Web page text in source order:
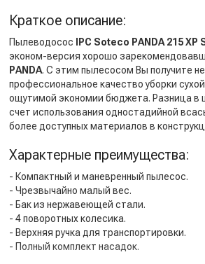
Краткое описание:
Пылеводосос IPC Soteco PANDA 215 XP
эконом-версия хорошо
PANDA. С этим пылесосом Вы получите
профессиональное качество уборки
ощутимой экономии бюджета. Разница в
счет использования одностадийной
более доступных материалов в
Характерные преимущества:
- Компактный и маневренный пылесос.
- Чрезвычайно малый вес.
- Бак из нержавеющей стали.
- 4 поворотных колесика.
- Верхняя ручка для транспортировки.
- Полный комплект насадок.